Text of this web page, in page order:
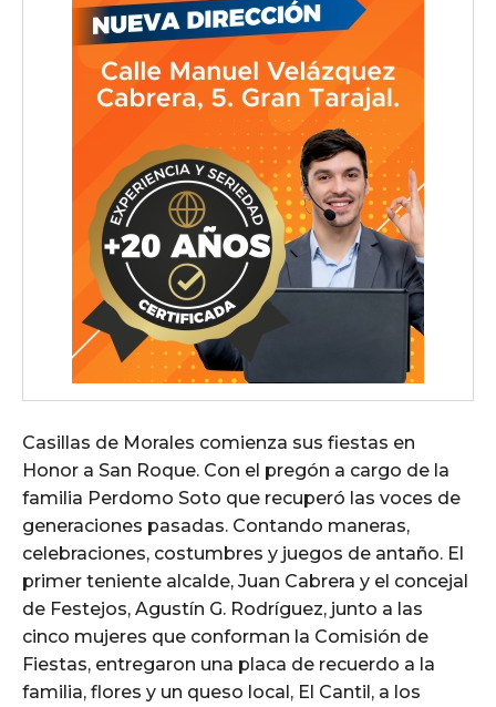
Casillas de Morales comienza sus fiestas en
Honor a San Roque. Con el pregón a cargo de la
familia Perdomo Soto que recuperó las voces de
generaciones pasadas. Contando maneras,
celebraciones, costumbres y juegos de antaño. El
primer teniente alcalde, Juan Cabrera y el concejal
de Festejos, Agustín G. Rodríguez, junto a las
cinco mujeres que conforman la Comisión de
Fiestas, entregaron una placa de recuerdo a la
familia, flores y un queso local, El Cantil, a los